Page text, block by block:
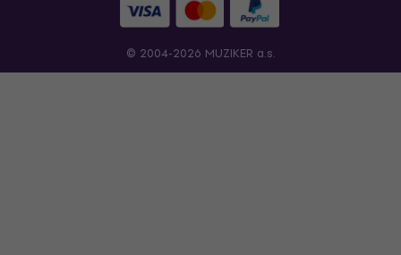
© 2004-2026 MUZIKER a.s.